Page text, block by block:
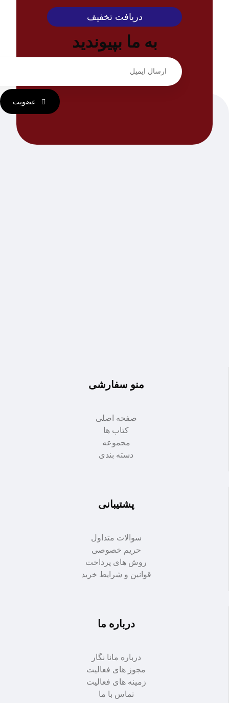
دریافت تخفیف
به ما بپیوندید
عضویت
منو سفارشی
صفحه اصلی
کتاب ها
مجموعه
دسته بندی
پشتیبانی
سوالات متداول
حریم خصوصی
روش های پرداخت
قوانین و شرایط خرید
درباره ما
درباره مانا نگار
مجوز های فعالیت
زمینه های فعالیت
تماس با ما